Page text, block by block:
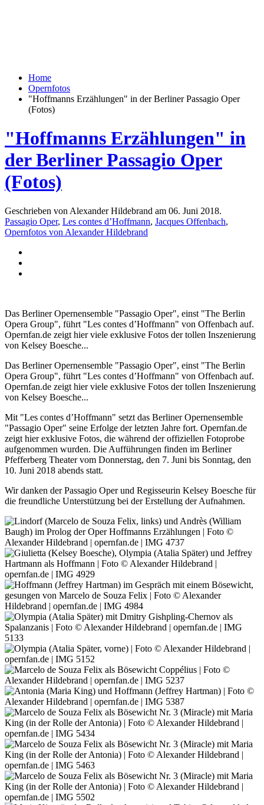
Home
Opernfotos
"Hoffmanns Erzählungen" in der Berliner Passagio Oper
(Fotos)
"Hoffmanns Erzählungen" in
der Berliner Passagio Oper
(Fotos)
Geschrieben von Alexander Hildebrand am 06. Juni 2018.
Passagio Oper, Les contes d’Hoffmann, Jacques Offenbach,
Opernfotos von Alexander Hildebrand
Das Berliner Opernensemble "Passagio Oper", einst "The Berlin
Opera Group", führt "Les contes d’Hoffmann" von Offenbach auf.
Opernfan.de zeigt hier viele exklusive Fotos der tollen Inszenierung
von Kelsey Boesche...
Das Berliner Opernensemble "Passagio Oper", einst "The Berlin
Opera Group", führt "Les contes d’Hoffmann" von Offenbach auf.
Opernfan.de zeigt hier viele exklusive Fotos der tollen Inszenierung
von Kelsey Boesche...
Mit "Les contes d’Hoffmann" setzt das Berliner Opernensemble
"Passagio Oper" seine Erfolge der letzten Jahre fort. Opernfan.de
zeigt hier exklusive Fotos, die während der offiziellen Fotoprobe
aufgenommen wurden. Die Aufführungen finden im Berliner
Pfefferberg Theater vom Donnerstag, den 7. Juni bis Sonntag, den
10. Juni 2018 abends statt.
Wir danken der Passagio Oper und Regisseurin Kelsey Boesche für
die freundliche Unterstützung bei der Erstellung der Aufnahmen.